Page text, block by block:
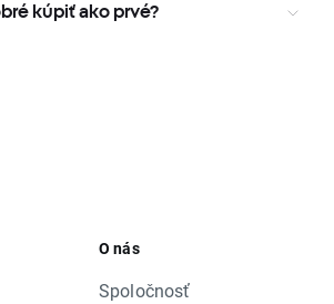
kúpiť ako prvé?
O nás
Spoločnosť